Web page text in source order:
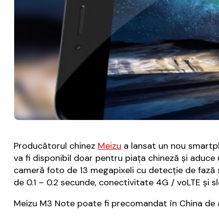
Producătorul chinez Meizu a lansat un nou
va fi disponibil doar pentru piaţa chineză şi aduce
cameră foto de 13 megapixeli cu detecţie de
de 0.1 – 0.2 secunde, conectivitate 4G / voLTE
Meizu M3 Note poate fi precomandat în China de